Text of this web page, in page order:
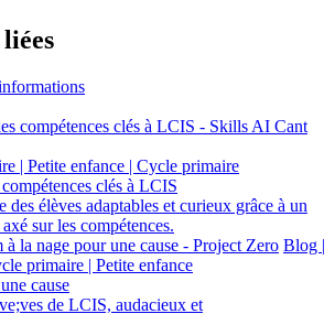
| Petite enfance | Cycle primaire
clés à LCIS
élèves adaptables et curieux grâce à un
sur les compétences.
Blog |
primaire | Petite enfance
cause
de LCIS, audacieux et